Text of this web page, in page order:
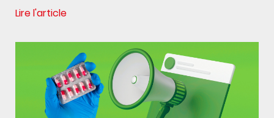
Lire l'article